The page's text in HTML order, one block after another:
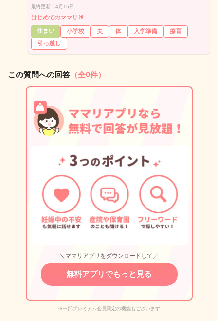
最終更新：4月15日
はじめてのママリ🔰
住まい
小学校 夫 体 入学準備
療育
引っ越し
この質問への回答 （全0件）
＼ママリアプリをダウンロードして／
無料アプリでもっと見る
※一部プレミアム会員限定の機能もございます